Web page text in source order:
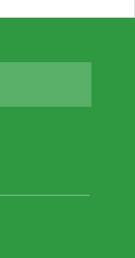
頃です。竜頭の